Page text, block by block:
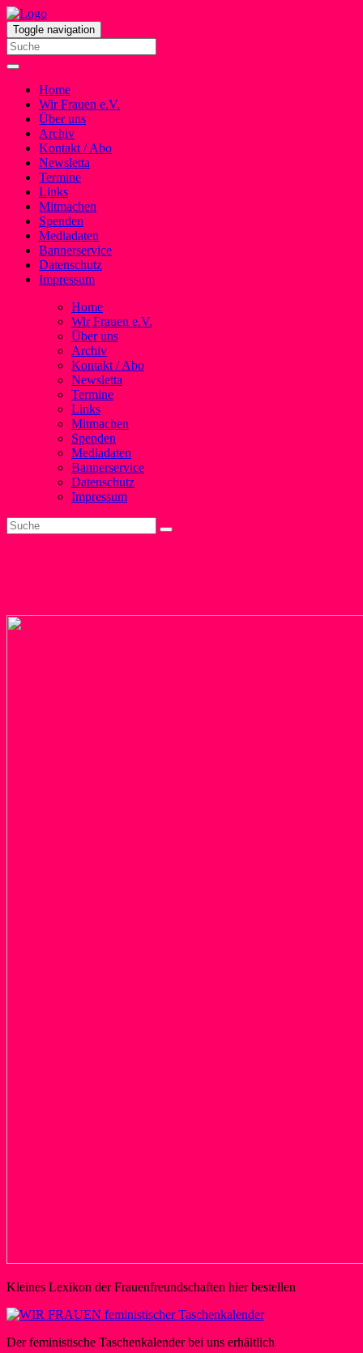
Toggle navigation
Home
Wir Frauen e.V.
Über uns
Archiv
Kontakt / Abo
Newsletta
Termine
Links
Mitmachen
Spenden
Mediadaten
Bannerservice
Datenschutz
Impressum
Home
Wir Frauen e.V.
Über uns
Archiv
Kontakt / Abo
Newsletta
Termine
Links
Mitmachen
Spenden
Mediadaten
Bannerservice
Datenschutz
Impressum
Kleines Lexikon der Frauenfreundschaften hier bestellen
Der feministische Taschenkalender bei uns erhältlich